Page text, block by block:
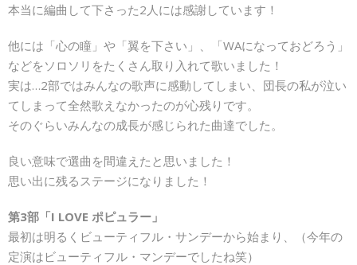
本当に編曲して下さった2人には感謝しています！
他には「心の瞳」や「翼を下さい」、「WAになっておどろう」
などをソロソリをたくさん取り入れて歌いました！
実は…2部ではみんなの歌声に感動してしまい、団長の私が泣い
てしまって全然歌えなかったのが心残りです。
そのぐらいみんなの成長が感じられた曲達でした。
良い意味で選曲を間違えたと思いました！
思い出に残るステージになりました！
第3部「I LOVE ポピュラー」
最初は明るくビューティフル・サンデーから始まり、（今年の
定演はビューティフル・マンデーでしたね笑）